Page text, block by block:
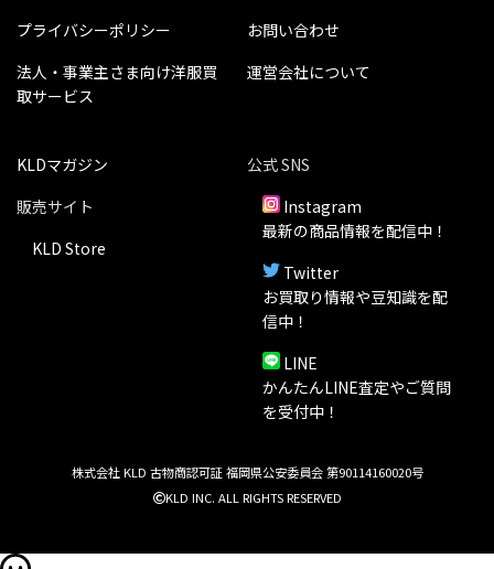
プライバシーポリシー
法人・事業主さま向け洋服買
取サービス
お問い合わせ
運営会社について
KLDマガジン
販売サイト
KLD Store
公式 SNS
Instagram
最新の商品情報を配信中！
Twitter
お買取り情報や豆知識を配
信中！
LINE
かんたんLINE査定やご質問
を受付中！
株式会社 KLD 古物商認可証 福岡県公安委員会 第90114160020号
KLD INC. ALL RIGHTS RESERVED